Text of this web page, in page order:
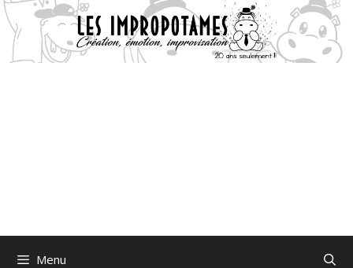
Aller
au
contenu
Menu